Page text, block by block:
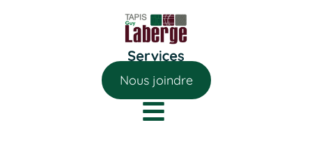
Nous joindre